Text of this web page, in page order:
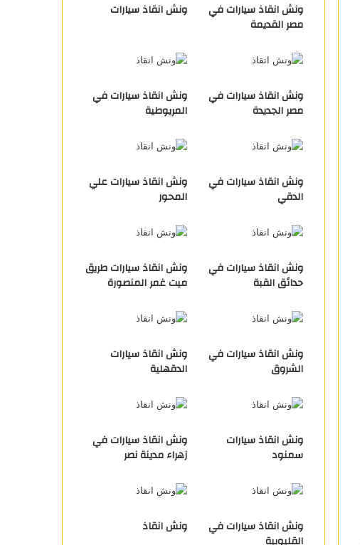
ونش انقاذ سيارات في
مصر القديمة
ونش انقاذ سيارات
ونش انقاذ سيارات في
مصر الجديدة
ونش انقاذ سيارات في
المريوطية
ونش انقاذ سيارات في
الدقي
ونش انقاذ سيارات علي
المحور
ونش انقاذ سيارات في
حدائق القبة
ونش انقاذ سيارات طريق
ميت غمر المنصورة
ونش انقاذ سيارات في
الشروق
ونش انقاذ سيارات
الدقهلية
ونش انقاذ سيارات
سمنود
ونش انقاذ سيارات في
زهراء مدينة نصر
ونش انقاذ سيارات في
ونش انقاذ